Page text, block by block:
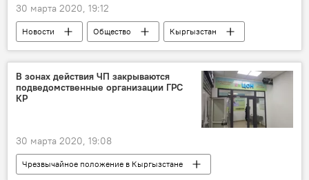
30 марта 2020, 19:12
Новости Общество
Кыргызстан
видео
Мультимедиа
Бишкек
смог
воздух
экология
Чрезвычайное положение в Кыргызстане
В зонах действия ЧП закрываются
подведомственные организации ГРС
КР
30 марта 2020, 19:08
Чрезвычайное положение в Кыргызстане